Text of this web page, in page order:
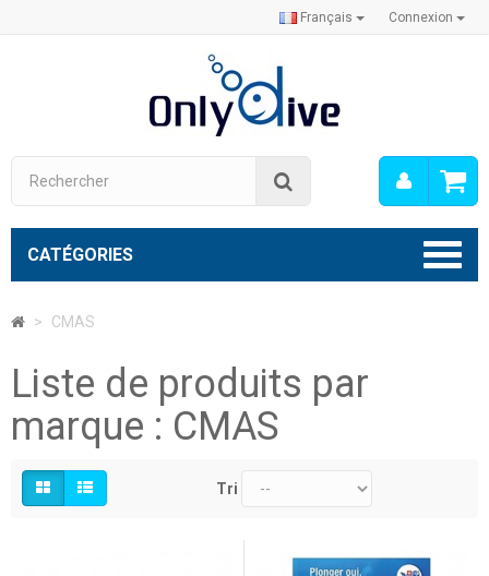
Connexion
Français
Mon
CATÉGORIES
> CMAS
Liste de produits par
marque : CMAS
Tri